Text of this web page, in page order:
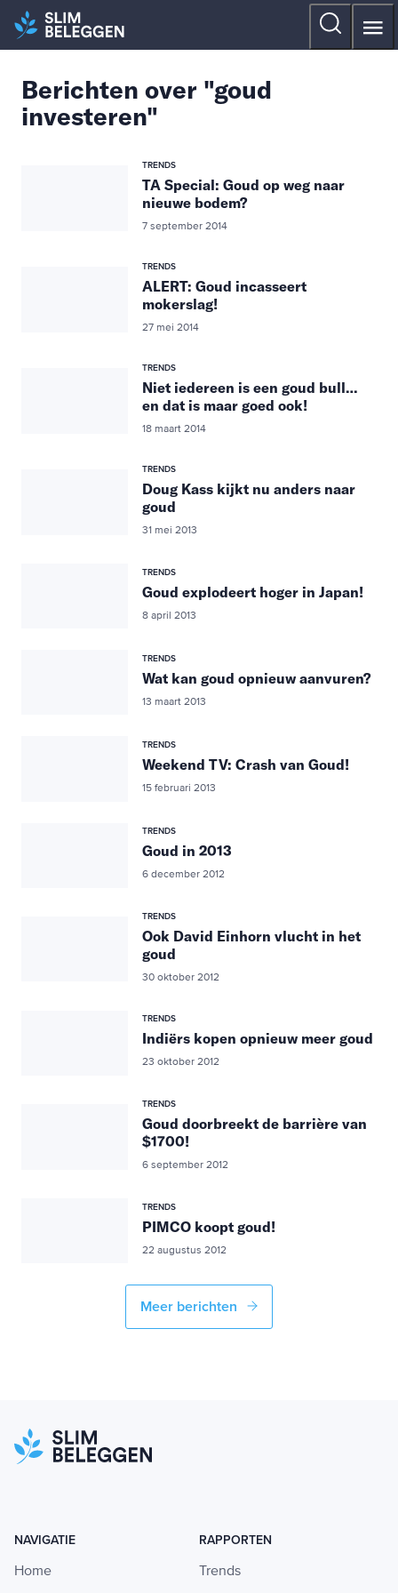
Berichten over "goud
investeren"
TRENDS
TA Special: Goud op weg naar
nieuwe bodem?
7 september 2014
TRENDS
ALERT: Goud incasseert
mokerslag!
27 mei 2014
TRENDS
Niet iedereen is een goud bull…
en dat is maar goed ook!
18 maart 2014
TRENDS
Doug Kass kijkt nu anders naar
goud
31 mei 2013
TRENDS
Goud explodeert hoger in Japan!
8 april 2013
TRENDS
Wat kan goud opnieuw aanvuren?
13 maart 2013
TRENDS
Weekend TV: Crash van Goud!
15 februari 2013
TRENDS
Goud in 2013
6 december 2012
TRENDS
Ook David Einhorn vlucht in het
goud
30 oktober 2012
TRENDS
Indiërs kopen opnieuw meer goud
23 oktober 2012
TRENDS
Goud doorbreekt de barrière van
$1700!
6 september 2012
TRENDS
PIMCO koopt goud!
22 augustus 2012
Meer berichten
NAVIGATIE
Home
RAPPORTEN
Trends